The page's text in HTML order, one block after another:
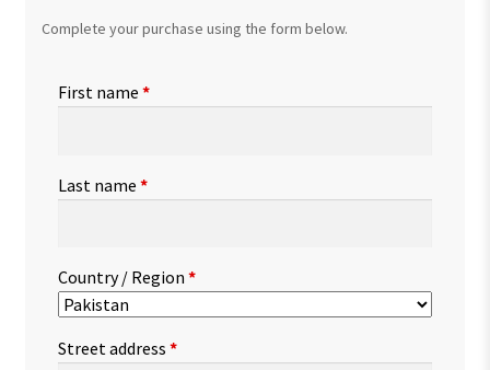
Complete your purchase using the form below.
First name *
Last name *
Country / Region *
Street address *